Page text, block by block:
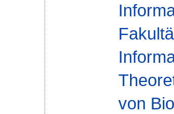
von